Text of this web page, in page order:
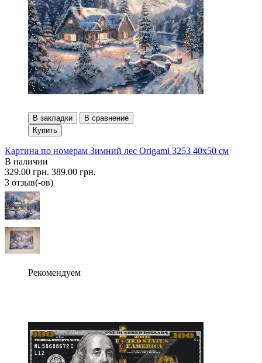
В закладки
В сравнение
Купить
Картина по номерам Зимний лес Origami 3253 40x50 см
В наличии
329.00 грн. 389.00 грн.
3 отзыв(-ов)
Рекомендуем